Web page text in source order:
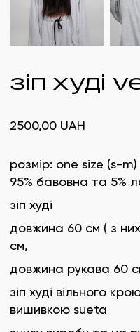
зіп худі
2500,00 UAH
розмір: one size (s-m)
95% бавовна та 5%
зіп худі
довжина 60 см ( з
см,
довжина рукава 60
зіп худі вільного
вишивкою sueta